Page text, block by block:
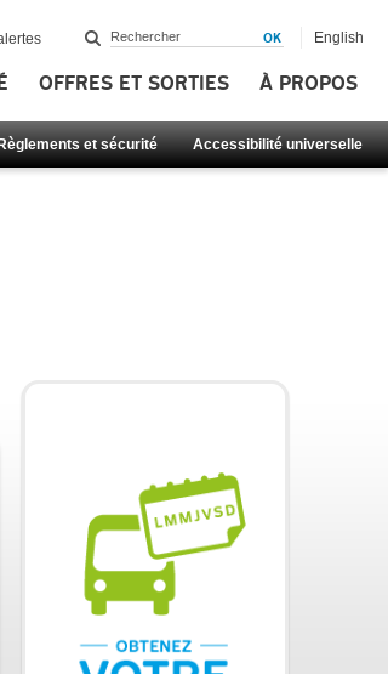
OFFRES ET SORTIES À PROPOS
Règlements et sécurité Accessibilité universelle
English